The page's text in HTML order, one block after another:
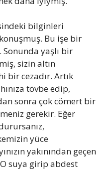
bilginleri
Bu işe bir
Sonunda yaşlı bir
sizin altın
bir cezadır. Artık
tövbe edip,
sonra çok cömert bir
gerekir. Eğer
yüce
yakınından geçen
suya girip abdest